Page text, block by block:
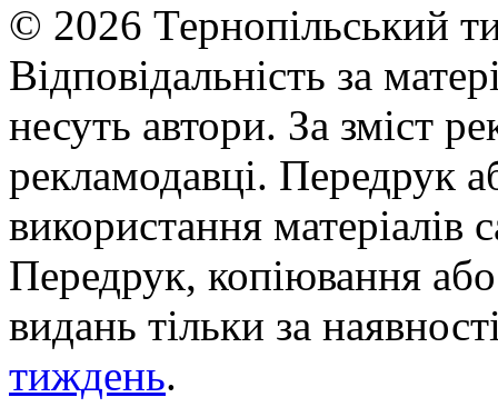
© 2026 Тернопільський
Відповідальність за
несуть автори. За зміст
рекламодавці. Передрук
використання матеріалів
Передрук, копіювання
видань тільки за
тиждень.